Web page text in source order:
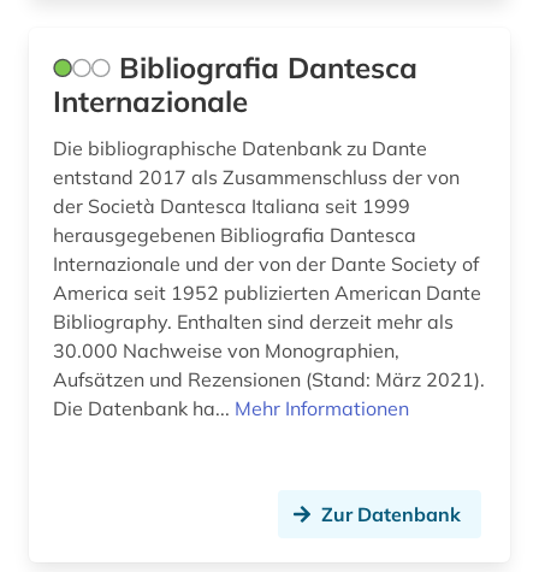
mittellatein (1)
monographien (1)
morphologie (1)
mundart (1)
museum (1)
musik (2)
musikwissenschaft (1)
muße (1)
napoléon iii. (1)
Bibliografia Dantesca
Internazionale
Die bibliographische Datenbank zu Dante
entstand 2017 als Zusammenschluss der von
der Società Dantesca Italiana seit 1999
herausgegebenen Bibliografia Dantesca
Internazionale und der von der Dante Society of
America seit 1952 publizierten American Dante
Bibliography. Enthalten sind derzeit mehr als
30.000 Nachweise von Monographien,
Aufsätzen und Rezensionen (Stand: März 2021).
Die Datenbank ha... Mehr Informationen
Zur Datenbank